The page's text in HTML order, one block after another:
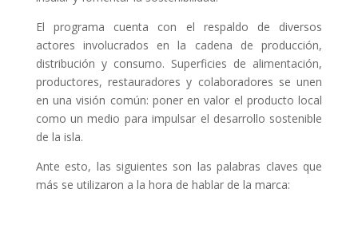
El programa cuenta con el respaldo de diversos
actores involucrados en la cadena de producción,
distribución y consumo. Superficies de alimentación,
productores, restauradores y colaboradores se unen
en una visión común: poner en valor el producto local
como un medio para impulsar el desarrollo sostenible
de la isla.
Ante esto, las siguientes son las palabras claves que
más se utilizaron a la hora de hablar de la marca: